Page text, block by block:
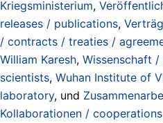
Kriegsministerium,
releases / publications,
/ contracts / treaties /
William Karesh, Wissenschaft
scientists, Wuhan Institute of
laboratory, und
Kollaborationen /